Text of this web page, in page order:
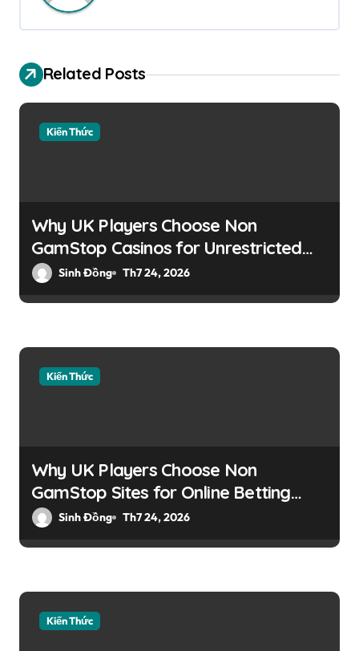
ớ
n
g
b
ế
Related Posts
Kiến Thức
Why UK Players Choose Non
GamStop Casinos for Unrestricted
Gaming Experience
Sinh Đồng Th7 24, 2026
Kiến Thức
Why UK Players Choose Non
GamStop Sites for Online Betting
Flexibility
Sinh Đồng Th7 24, 2026
Kiến Thức